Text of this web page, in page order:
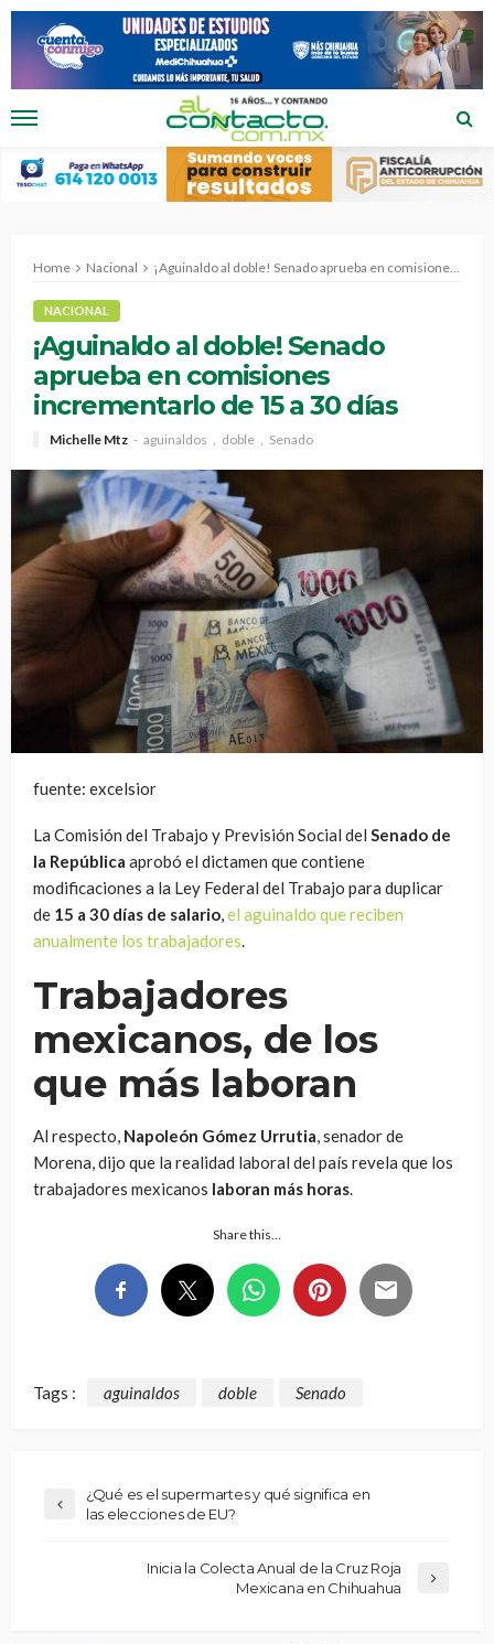
Home Nacional ¡Aguinaldo al doble! Senado aprueba en comisiones incrementarlo de 15 a 30 días
NACIONAL
¡Aguinaldo al doble! Senado
aprueba en comisiones
incrementarlo de 15 a 30 días
Michelle Mtz aguinaldos doble Senado
fuente: excelsior
La Comisión del Trabajo y Previsión Social del Senado de
la República aprobó el dictamen que contiene
modificaciones a la Ley Federal del Trabajo para duplicar
de 15 a 30 días de salario,el aguinaldo que reciben
anualmente los trabajadores.
Trabajadores
mexicanos, de los
que más laboran
Al respecto, Napoleón Gómez Urrutia, senador de
Morena, dijo que la realidad laboral del país revela que los
trabajadores mexicanos laboran más horas.
Share this…
Tags : aguinaldos doble Senado
¿Qué es el supermartes y qué significa en
las elecciones de EU?
Inicia la Colecta Anual de la Cruz Roja
Mexicana en Chihuahua